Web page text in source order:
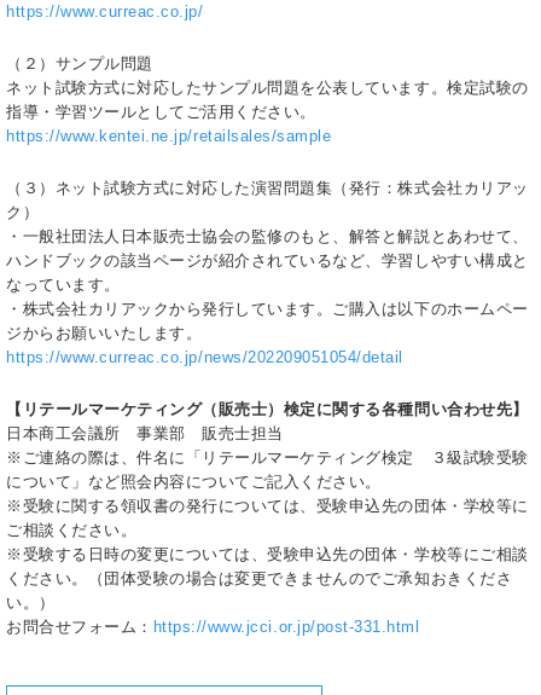
https://www.curreac.co.jp/
（２）サンプル問題
ネット試験方式に対応したサンプル問題を公表しています。検定試験の
指導・学習ツールとしてご活用ください。
https://www.kentei.ne.jp/retailsales/sample
（３）ネット試験方式に対応した演習問題集（発行：株式会社カリアッ
ク）
・一般社団法人日本販売士協会の監修のもと、解答と解説とあわせて、
ハンドブックの該当ページが紹介されているなど、学習しやすい構成と
なっています。
・株式会社カリアックから発行しています。ご購入は以下のホームペー
ジからお願いいたします。
https://www.curreac.co.jp/news/202209051054/detail
【リテールマーケティング（販売士）検定に関する各種問い合わせ先】
日本商工会議所 事業部 販売士担当
※ご連絡の際は、件名に「リテールマーケティング検定 ３級試験受験
について」など照会内容についてご記入ください。
※受験に関する領収書の発行については、受験申込先の団体・学校等に
ご相談ください。
※受験する日時の変更については、受験申込先の団体・学校等にご相談
ください。（団体受験の場合は変更できませんのでご承知おきくださ
い。）
お問合せフォーム： https://www.jcci.or.jp/post-331.html